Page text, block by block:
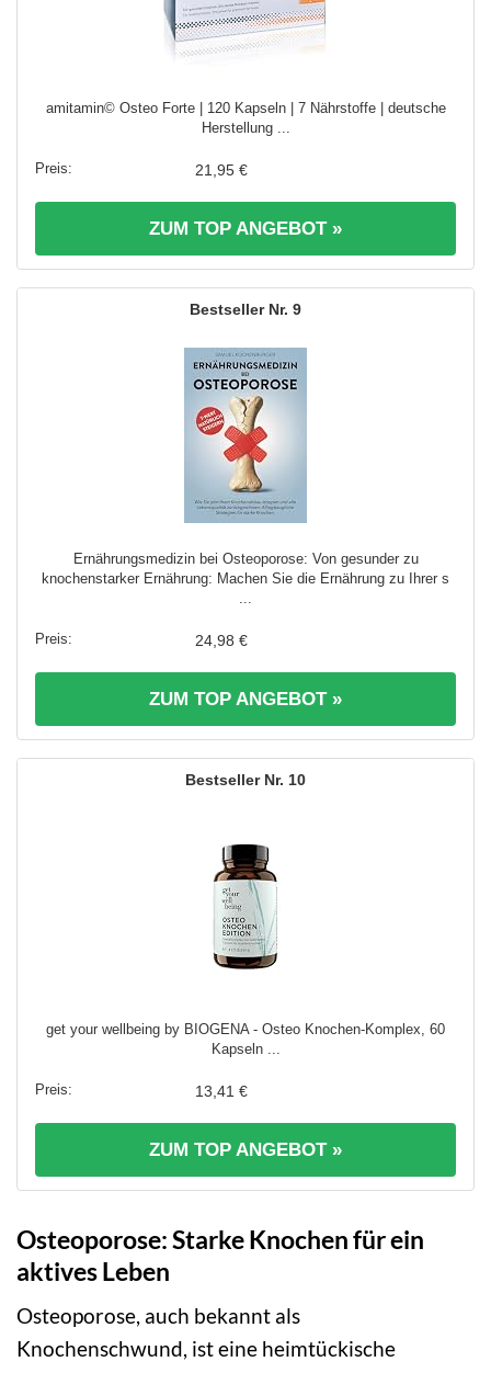
amitamin© Osteo Forte | 120 Kapseln | 7 Nährstoffe | deutsche
Herstellung ...
21,95 €
ZUM TOP ANGEBOT »
9
Ernährungsmedizin bei Osteoporose: Von gesunder zu
knochenstarker Ernährung: Machen Sie die Ernährung zu Ihrer s
24,98 €
ZUM TOP ANGEBOT »
10
get your wellbeing by BIOGENA - Osteo Knochen-Komplex, 60
Kapseln ...
13,41 €
ZUM TOP ANGEBOT »
Osteoporose: Starke Knochen für ein
aktives Leben
Osteoporose, auch bekannt als
Knochenschwund, ist eine heimtückische